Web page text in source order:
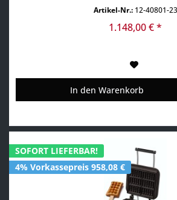
(Eiffelturm Wechselplatten im
Aktuell über 25 verschiedene
Artikel-Nr.:12-40801-23
1.148,00 € *
In den Warenkorb
SOFORT LIEFERBAR!
4% Vorkassepreis 958,08 €